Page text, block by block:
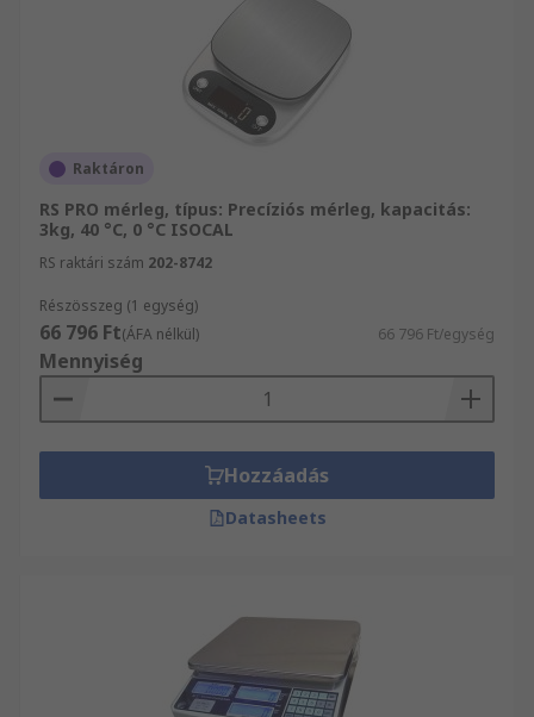
Raktáron
RS PRO mérleg, típus: Precíziós mérleg, kapacitás:
3kg, 40 °C, 0 °C ISOCAL
RS raktári szám 202-8742
Részösszeg (1 egység)
66 796 Ft(ÁFA nélkül) 66 796 Ft/egység
Mennyiség
Hozzáadás
Datasheets